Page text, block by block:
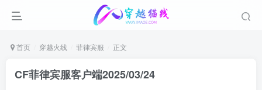
首页 穿越火线 菲律宾服 正文
CF菲律宾服客户端2025/03/24